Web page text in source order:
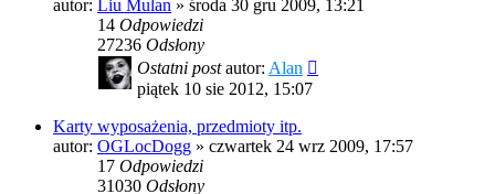
autor: Liu Mulan » środa 30 gru 2009, 13:21
14 Odpowiedzi
27236 Odsłony
Ostatni postautor: Alan
piątek 10 sie 2012, 15:07
Karty wyposażenia, przedmioty itp.
autor: OGLocDogg » czwartek 24 wrz 2009, 17:57
17 Odpowiedzi
31030 Odsłony